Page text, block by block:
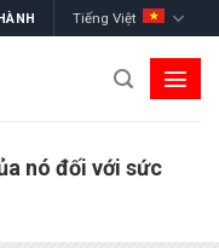
Tiếng Việt
nó đối với sức